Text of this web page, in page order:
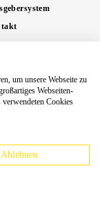
Tulln
webgate.ec.europa.eu/odr
um unsere Webseite zu
Webseiten-
Cookies
Ablehnen